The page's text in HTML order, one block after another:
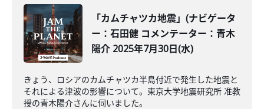
「カムチャツカ地震」(ナビゲータ
ー：石田健 コメンテーター：青木
陽介 2025年7月30日(水)
きょう、ロシアのカムチャツカ半島付近で発生した地震と
それによる津波の影響について。東京大学地震研究所 准教
授の青木陽介さんに伺いました。